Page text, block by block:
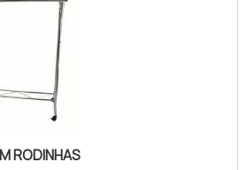
em uma área de
centraliza sua
para os
com: Escritório de
são realizadas as
Amplo catálogo de
RODINHAS